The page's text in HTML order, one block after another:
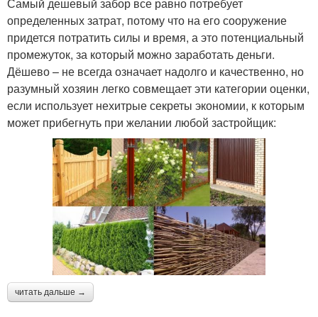
Самый дешевый забор все равно потребует
определенных затрат, потому что на его сооружение
придется потратить силы и время, а это потенциальный
промежуток, за который можно заработать деньги.
Дёшево – не всегда означает надолго и качественно, но
разумный хозяин легко совмещает эти категории оценки,
если использует нехитрые секреты экономии, к которым
может прибегнуть при желании любой застройщик:
читать дальше →